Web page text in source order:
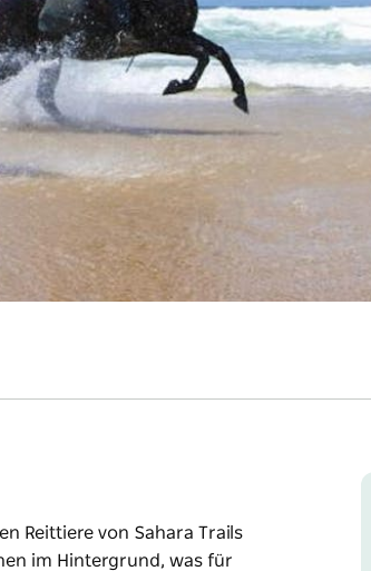
Reittiere von Sahara Trails
im Hintergrund, was für